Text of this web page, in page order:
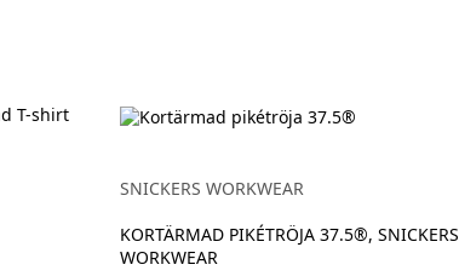
SNICKERS WORKWEAR
KORTÄRMAD PIKÉTRÖJA 37.5®, SNICKERS
WORKWEAR